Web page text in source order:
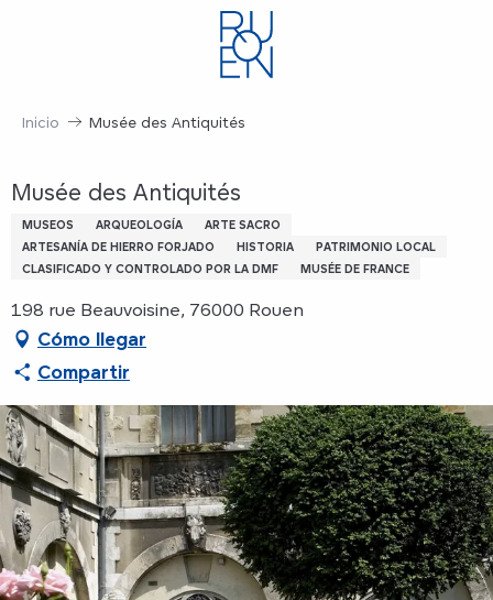
Inicio Musée des Antiquités
Musée des Antiquités
MUSEOS ARQUEOLOGÍA
ARTE SACRO
ARTESANÍA DE HIERRO FORJADO
HISTORIA
PATRIMONIO LOCAL
CLASIFICADO Y CONTROLADO POR LA DMF
MUSÉE DE FRANCE
198 rue Beauvoisine, 76000 Rouen
Cómo llegar
Compartir